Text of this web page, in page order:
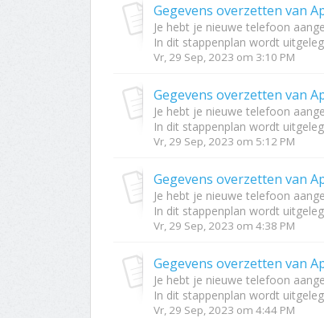
Gegevens overzetten van
Je hebt je nieuwe telefoon
In dit stappenplan wordt
Vr, 29 Sep, 2023 om 3:10 PM
Gegevens overzetten van
Je hebt je nieuwe telefoon
In dit stappenplan wordt
Vr, 29 Sep, 2023 om 5:12 PM
Gegevens overzetten van
Je hebt je nieuwe telefoon
In dit stappenplan wordt
Vr, 29 Sep, 2023 om 4:38 PM
Gegevens overzetten van
Je hebt je nieuwe telefoon
In dit stappenplan wordt
Vr, 29 Sep, 2023 om 4:44 PM